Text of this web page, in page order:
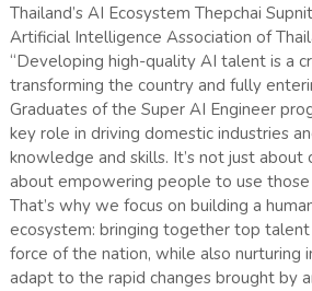
Thailand’s AI Ecosystem Thepchai
Artificial Intelligence Association of
“Developing high-quality AI talent is a
transforming the country and fully
Graduates of the Super AI Engineer
key role in driving domestic industries
knowledge and skills. It’s not just
about empowering people to use
That’s why we focus on building a
ecosystem: bringing together top
force of the nation, while also nurturing
adapt to the rapid changes brought by